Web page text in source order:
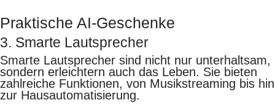
Praktische AI-Geschenke
3. Smarte Lautsprecher
Smarte Lautsprecher sind nicht nur unterhaltsam,
sondern erleichtern auch das Leben. Sie bieten
zahlreiche Funktionen, von Musikstreaming bis hin
zur Hausautomatisierung.